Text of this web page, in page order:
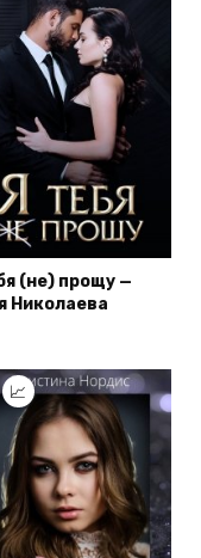
(не) прощу —
Николаева